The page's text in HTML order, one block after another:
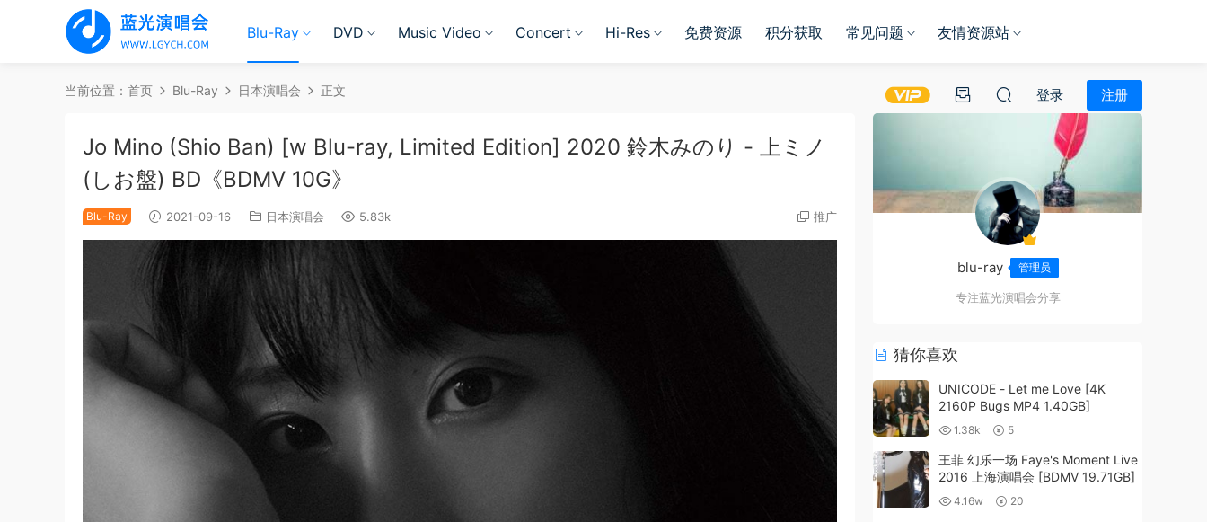
Blu-Ray DVD Music Video Concert Hi-Res 免费资源 积分获取 常见问题 友情资源站
登录 注册
当前位置： 首页 Blu-Ray 日本演唱会 正文
Jo Mino (Shio Ban) [w Blu-ray, Limited Edition] 2020 鈴木みのり - 上ミノ
(しお盤) BD《BDMV 10G》
Blu-Ray 2021-09-16 日本演唱会 5.83k 推广
blu-ray 管理员
专注蓝光演唱会分享
猜你喜欢
UNICODE - Let me Love [4K
2160P Bugs MP4 1.40GB]
1.38k 5
王菲 幻乐一场 Faye's Moment Live
2016 上海演唱会 [BDMV 19.71GB]
4.16w 20